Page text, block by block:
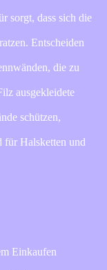
sorgt, dass sich die
Entscheiden
die zu
ausgekleidete
schützen,
für Halsketten und
Einkaufen